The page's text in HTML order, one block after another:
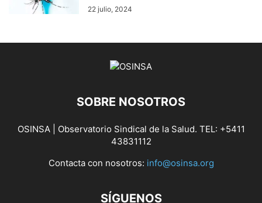
22 julio, 2024
SOBRE NOSOTROS
OSINSA | Observatorio Sindical de la Salud. TEL: +5411
43831112
Contacta con nosotros: info@osinsa.org
SÍGUENOS